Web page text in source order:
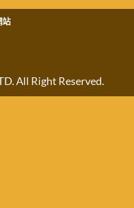
站
All Right Reserved.